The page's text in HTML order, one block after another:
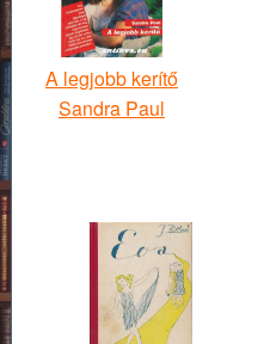
A legjobb kerítő
Sandra Paul